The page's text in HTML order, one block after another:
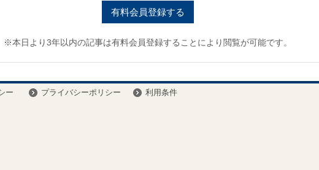
有料会員登録する
※本日より3年以内の記事は有料会員登録することにより閲覧が可能です。
ー プライバシーポリシー 利用条件